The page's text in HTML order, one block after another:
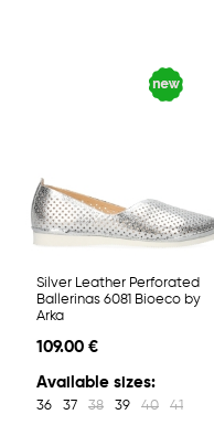
Silver Leather Perforated
Ballerinas 6081 Bioeco by
Arka
109.00 €
Available sizes:
36 37 38 39 40 41